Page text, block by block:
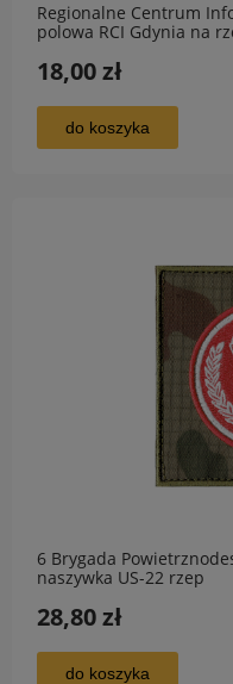
Regionalne Centrum
polowa RCI Gdynia na
18,00 zł
do koszyka
6 Brygada
naszywka US-22 rzep
28,80 zł
do koszyka